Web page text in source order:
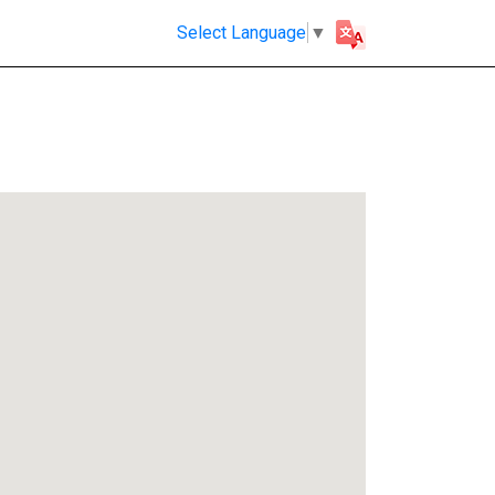
Select Language ▼